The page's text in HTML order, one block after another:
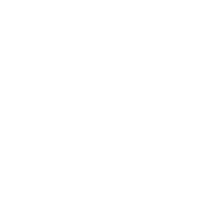
Saint-Jean-Saint-Germain